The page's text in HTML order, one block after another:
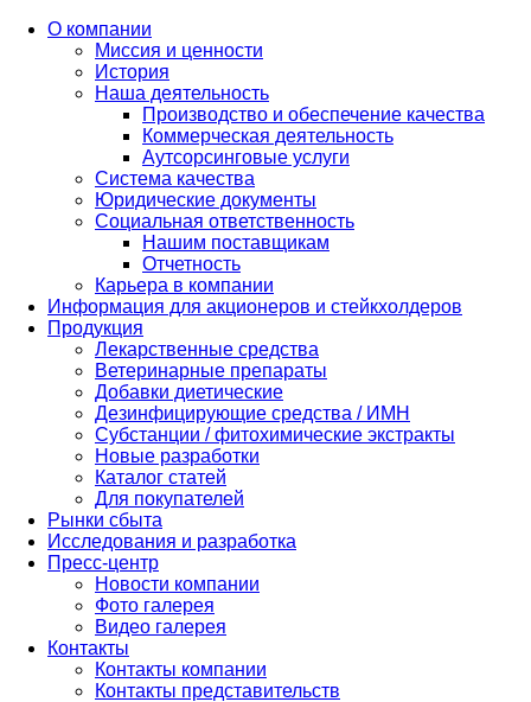
О компании
Миссия и ценности
История
Наша деятельность
Производство и обеспечение качества
Коммерческая деятельность
Аутсорсинговые услуги
Система качества
Юридические документы
Социальная ответственность
Нашим поставщикам
Отчетность
Карьера в компании
Информация для акционеров и стейкхолдеров
Продукция
Лекарственные средства
Ветеринарные препараты
Добавки диетические
Дезинфицирующие средства / ИМН
Субстанции / фитохимические экстракты
Новые разработки
Каталог статей
Для покупателей
Рынки сбыта
Исследования и разработка
Пресс-центр
Новости компании
Фото галерея
Видео галерея
Контакты
Контакты компании
Контакты представительств